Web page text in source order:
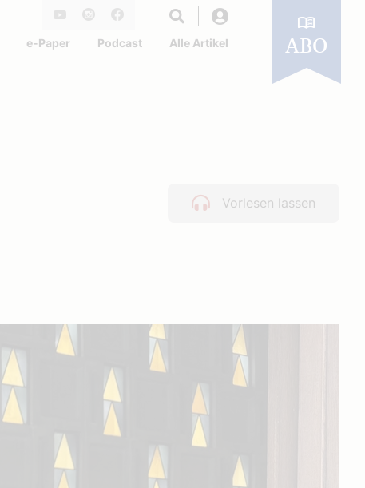
Facebook
e-Paper Podcast Alle Artikel ABO
Vorlesen lassen